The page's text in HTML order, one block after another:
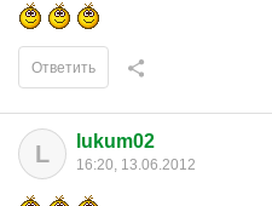
Ответить
L lukum02
16:20, 13.06.2012